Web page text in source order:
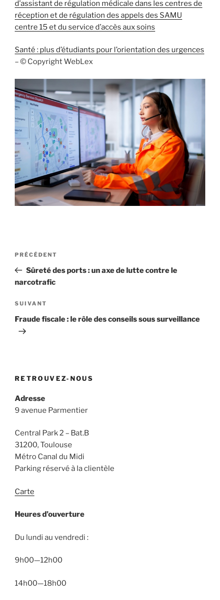
d’assistant de régulation médicale dans les centres de
réception et de régulation des appels des SAMU
centre 15 et du service d’accès aux soins
Santé : plus d’étudiants pour l’orientation des urgences
– © Copyright WebLex
Navigation
l’article
Article
précédent
PRÉCÉDENT
Sûreté des ports : un axe de lutte contre le
narcotrafic
Article
suivant
SUIVANT
Fraude fiscale : le rôle des conseils sous surveillance
RETROUVEZ-NOUS
Adresse
9 avenue Parmentier
Central Park 2 – Bat.B
31200, Toulouse
Métro Canal du Midi
Parking réservé à la clientèle
Carte
Heures d’ouverture
Du lundi au vendredi :
9h00—12h00
14h00—18h00